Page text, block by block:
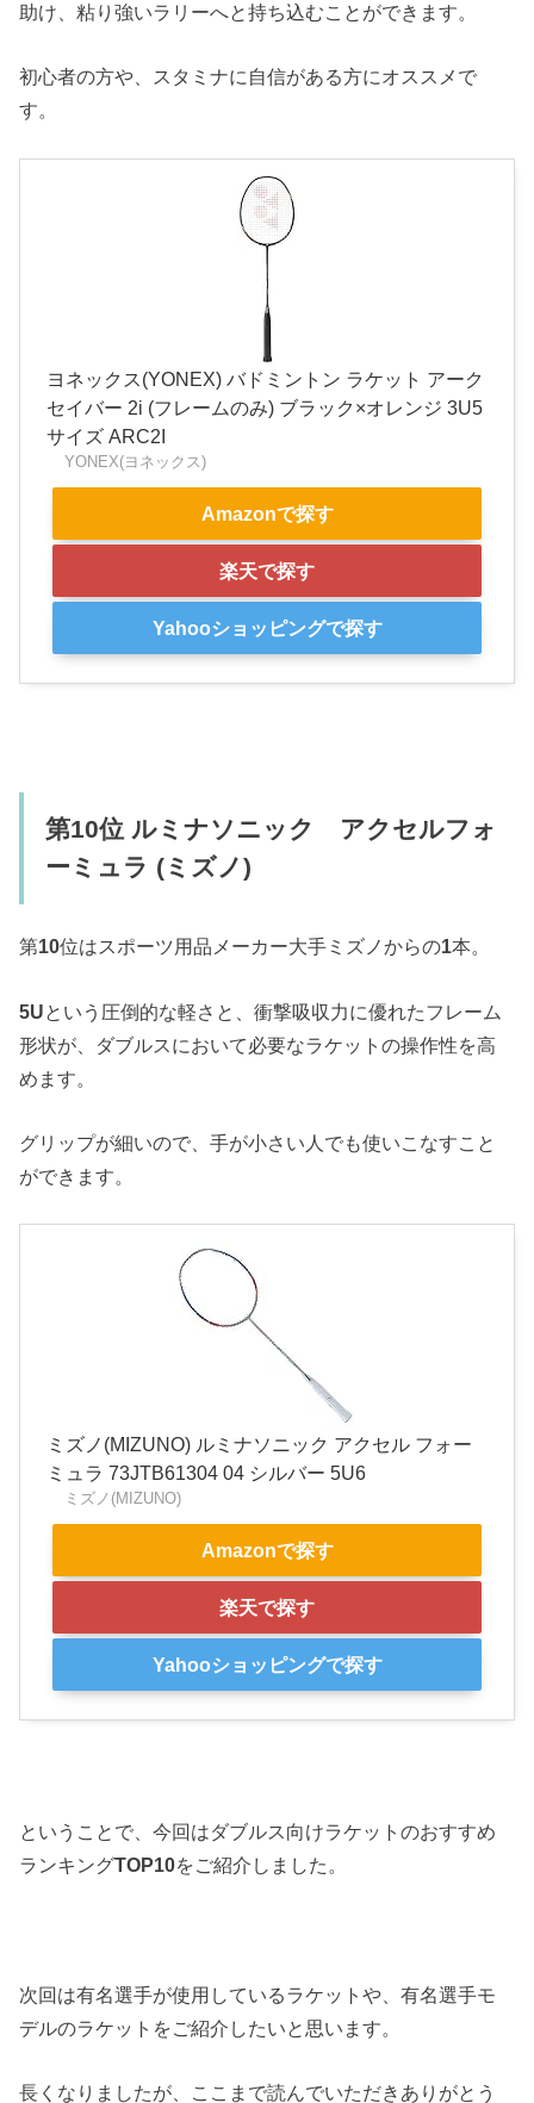
助け、粘り強いラリーへと持ち込むことができます。
初心者の方や、スタミナに自信がある方にオススメで
す。
ヨネックス(YONEX) バドミントン ラケット アーク
セイバー 2i (フレームのみ) ブラック×オレンジ 3U5
サイズ ARC2I
YONEX(ヨネックス)
Amazonで探す
楽天で探す
Yahooショッピングで探す
第10位 ルミナソニック アクセルフォ
ーミュラ (ミズノ)
第10位はスポーツ用品メーカー大手ミズノからの1本。
5U という圧倒的な軽さと、衝撃吸収力に優れたフレーム
形状が、ダブルスにおいて必要なラケットの操作性を高
めます。
グリップが細いので、手が小さい人でも使いこなすこと
ができます。
ミズノ(MIZUNO) ルミナソニック アクセル フォー
ミュラ 73JTB61304 04 シルバー 5U6
ミズノ(MIZUNO)
Amazonで探す
楽天で探す
Yahooショッピングで探す
ということで、今回はダブルス向けラケットのおすすめ
ランキングTOP10をご紹介しました。
次回は有名選手が使用しているラケットや、有名選手モ
デルのラケットをご紹介したいと思います。
長くなりましたが、ここまで読んでいただきありがとう